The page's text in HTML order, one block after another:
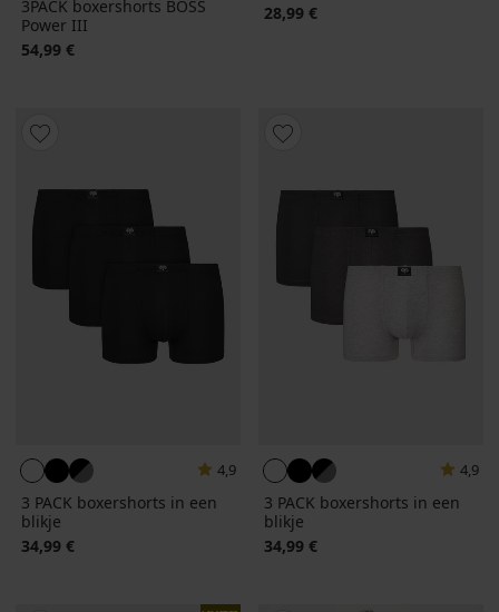
3PACK boxershorts BOSS
Power III
54,99 €
28,99 €
4,9
3 PACK boxershorts in een
blikje
34,99 €
4,9
3 PACK boxershorts in een
blikje
34,99 €